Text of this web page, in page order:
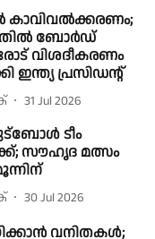
കാവിവൽക്കരണം;
ബോർഡ്
വിശദീകരണം
ഇന്ത്യ പ്രസിഡൻ്റ്
31 Jul 2026
ടീം
സൗഹൃദ മത്സം
30 Jul 2026
വനിതകൾ;